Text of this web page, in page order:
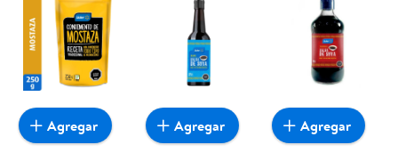
Agregar Agregar Agregar